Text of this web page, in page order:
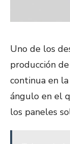
Uno de los
producción
continua en
ángulo en el
los paneles